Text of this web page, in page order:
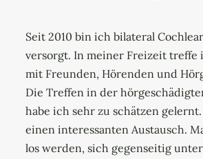
Seit 2010 bin ich bilateral
versorgt. In meiner Freizeit treffe
mit Freunden, Hörenden und
Die Treffen in der
habe ich sehr zu schätzen
einen interessanten Austausch.
los werden, sich gegenseitig